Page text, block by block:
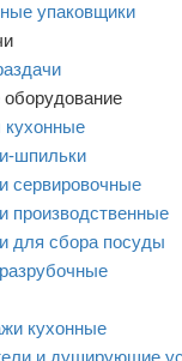
упаковщики
шпильки
сервировочные
производственные
для сбора посуды
кухонные
и душирующие